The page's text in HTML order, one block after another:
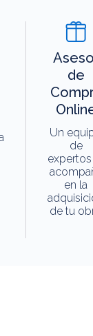
de
Un
de
en la
de tu